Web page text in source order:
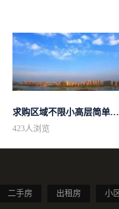
求购区域不限小高层简单装修
423人浏览
二手房 出租房 小